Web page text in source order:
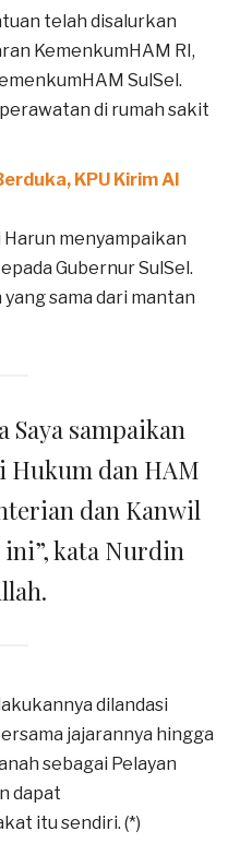
telah disalurkan
KemenkumHAM RI,
SulSel.
di rumah sakit
KPU Kirim Al
menyampaikan
Gubernur SulSel.
sama dari mantan
Saya sampaikan
Hukum dan HAM
dan Kanwil
kata Nurdin
dilandasi
jajarannya hingga
sebagai Pelayan
dapat
itu sendiri. (*)